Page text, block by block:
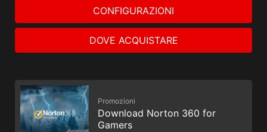
CONFIGURAZIONI
DOVE ACQUISTARE
Promozioni
Download Norton 360 for
Gamers